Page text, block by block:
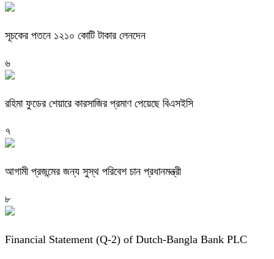
সূচকের পতনে ১২১০ কোটি টাকার লেনদেন
৬
রহিমা ফুডের শেয়ারে কারসাজির প্রমাণ পেয়েছে বিএসইসি
৭
আগামী প্রজন্মের জন্য সুস্থ পরিবেশ চান প্রধানমন্ত্রী
৮
Financial Statement (Q-2) of Dutch-Bangla Bank PLC